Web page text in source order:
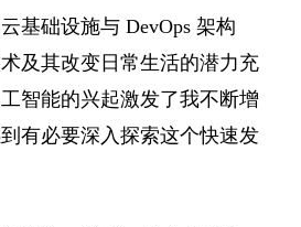
基础设施与 DevOps 架构
及其改变日常生活的潜力充
智能的兴起激发了我不断增
有必要深入探索这个快速发